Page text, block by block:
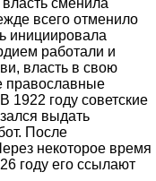
сменила
всего отменило
инициировала
работали и
власть в свою
православные
1922 году советские
выдать
После
некоторое время
году его ссылают